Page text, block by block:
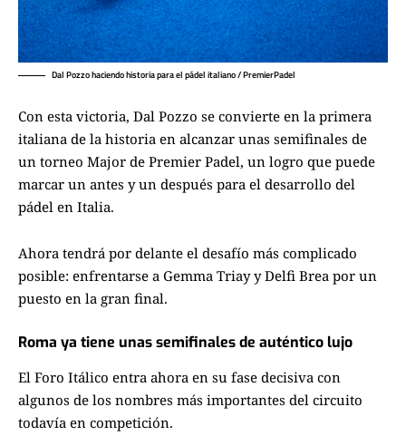
Dal Pozzo haciendo historia para el pádel italiano / PremierPadel
Con esta victoria, Dal Pozzo se convierte en la primera
italiana de la historia en alcanzar unas semifinales de
un torneo Major de Premier Padel, un logro que puede
marcar un antes y un después para el desarrollo del
pádel en Italia.
Ahora tendrá por delante el desafío más complicado
posible: enfrentarse a Gemma Triay y Delfi Brea por un
puesto en la gran final.
Roma ya tiene unas semifinales de auténtico lujo
El Foro Itálico entra ahora en su fase decisiva con
algunos de los nombres más importantes del circuito
todavía en competición.